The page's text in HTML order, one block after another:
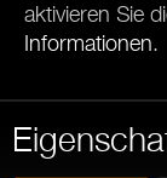
aktivieren Sie
Informationen.